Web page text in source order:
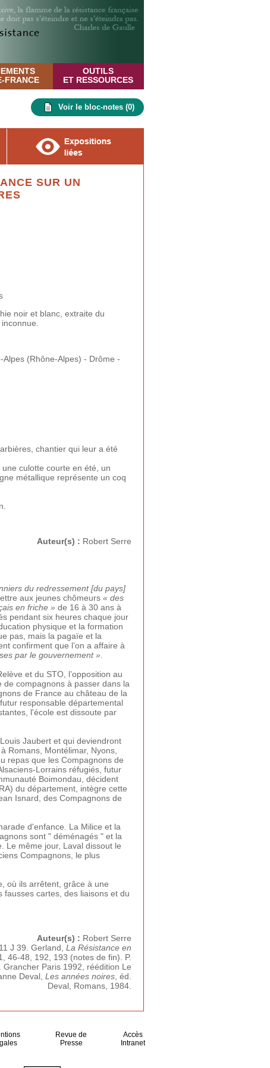
FRANCE
OUTILS
ET RESSOURCES
Voir le bloc-notes (0)
SUR UN
noir et blanc, extraite du
inconnue.
(Rhône-Alpes) - Drôme -
chantier qui leur a été
culotte courte en été, un
métallique représente un coq
Auteur(s) : Robert Serre
du redressement [du pays]
aux jeunes chômeurs « des
en friche » de 16 à 30 ans à
pendant six heures chaque jour
physique et la formation
pas, mais la pagaïe et la
confirment que l’on a affaire à
par le gouvernement »
et du STO, l’opposition au
de compagnons à passer dans la
de France au château de la
responsable départemental
l'école est dissoute par
Jaubert et qui deviendront
Romans, Montélimar, Nyons,
repas que les Compagnons de
Lorrains réfugiés, futur
Boimondau, décident
du département, intègre cette
Isnard, des Compagnons de
d'enfance. La Milice et la
sont " déménagés " et la
Le même jour, Laval dissout le
Compagnons, le plus
où ils arrêtent, grâce à une
cartes, des liaisons et du
Auteur(s) : Robert Serre
J 39. Gerland, La Résistance en
46-48, 192, 193 (notes de fin). P.
Grancher Paris 1992, réédition Le
Deval, Les années noires , éd.
Deval, Romans, 1984.
Revue de
Presse
Accès
Intranet